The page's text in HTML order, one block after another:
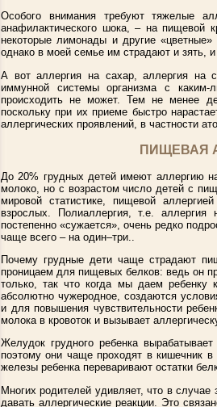
Особого внимания требуют тяжелые
анафилактического шока, – на пищевой
некоторые лимонады и другие
однако в моей семье им страдают и зять, и
А вот аллергия на сахар, аллергия
иммунной системы организма с
происходить не может. Тем не менее
поскольку при их приеме быстро
аллергических проявлений, в частности
ПИЩЕВАЯ
До 20% грудных детей имеют аллергию
молоко, но с возрастом число детей с
мировой статистике, пищевой
взрослых. Полиаллергия, т.е.
постепенно «сужается», очень редко
чаще всего – на один–три..
Почему грудные дети чаще страдают
проницаем для пищевых белков: ведь он
только, так что когда мы даем ребенку
абсолютно чужеродное, создаются
и для повышения чувствительности
молока в кровоток и вызывает
Желудок грудного ребенка
поэтому они чаще проходят в кишечник
железы ребенка переваривают остатки
Многих родителей удивляет, что в
давать аллергические реакции. Это